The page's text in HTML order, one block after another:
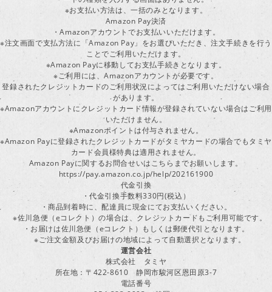
※お支払い方法は、一括のみとなります。
Amazon Pay決済
・Amazonアカウントでお支払いいただけます。
※注文画面で支払方法に「Amazon Pay」をお選びいただき、注文手続きを行う
ことでご利用いただけます。
※Amazon Payに移動してお支払手続きとなります。
※ご利用には、Amazonアカウントが必要です。
登録されたクレジットカードのご利用状況によってはご利用いただけない場合
があります。
※Amazonアカウントにクレジットカード情報が登録されていない場合はご利用
いただけません。
※Amazonポイントは付与されません。
※Amazon Payに登録されたクレジットカードがタミヤカードの場合でもタミヤ
カード会員様特典は適用されません。
Amazon Payに関するお問合せいはこちらまでお願いします。
https://pay.amazon.co.jp/help/202161900
代金引換
・代金引換手数料330円(税込）
・商品到着時に、配達員に現金にてお支払いください。
※佐川急便（eコレクト）の場合は、クレジットカードもご利用可能です。
・お届けは佐川急便（eコレクト）もしくは郵便代引となります。
※ご注文金額及びお届けの地域によって自動選択となります。
運営会社
株式会社 タミヤ
所在地：〒422-8610 静岡市駿河区恩田原3-7
電話番号